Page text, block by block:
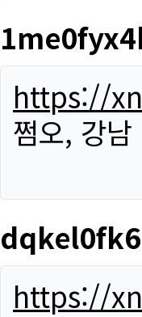
https://
쩜오, 강
https://